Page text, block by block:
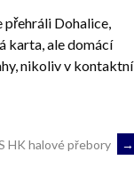
Dohalice,
karta, ale domácí
nikoliv v kontaktní
HK halové přebory →